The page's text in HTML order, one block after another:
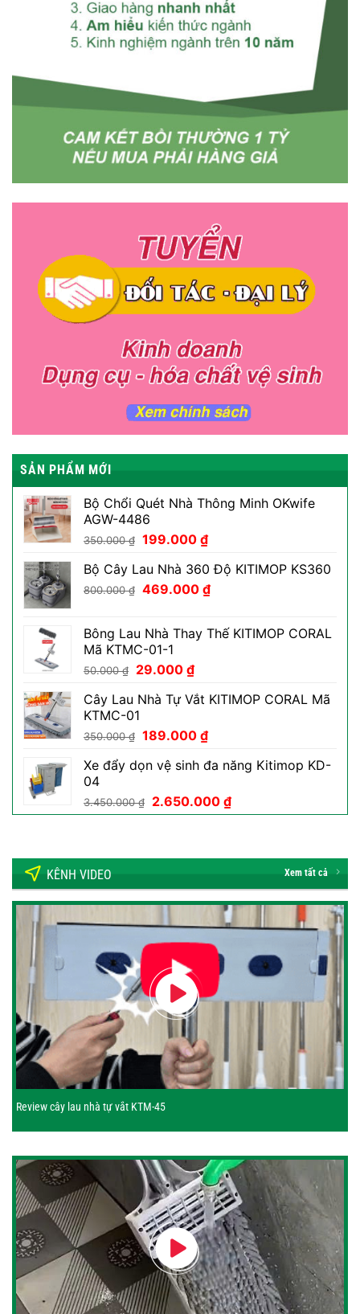
SẢN PHẨM MỚI
Bộ Chổi Quét Nhà Thông Minh OKwife
AGW-4486
350.000₫ Giá
là:
350.000 ₫.
199.000 ₫Giá
tại
là:
Bộ Cây Lau Nhà 360 Độ KITIMOP KS360
800.000₫ Giá
800.000 ₫.
469.000 ₫Giá
là:
Bông Lau Nhà Thay Thế KITIMOP CORAL
Mã KTMC-01-1
50.000₫
Giá
là:
50.000 ₫.
29.000 ₫Giá
tại
29.000 ₫.
Cây Lau Nhà Tự Vắt KITIMOP CORAL Mã
KTMC-01
350.000₫ Giá
là:
189.000 ₫Giá
tại
189.000 ₫.
Xe đẩy dọn vệ sinh đa năng Kitimop KD-
04
3.450.000₫
Giá
gốc
2.650.000 ₫Giá
hiện
2.650.000 ₫.
KÊNH VIDEO Xem tất cả
Review cây lau nhà tự vắt KTM-45